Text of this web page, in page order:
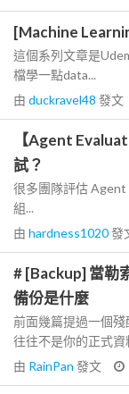
[Machine
這個系列文章是
檔學一點data...
由 duckravel48 發文
【Agent
試？
很多團隊評估
組...
由 hardness1020發
# [Backup] 當勒
備份是什麼
前面幾篇提過一個
往往不是你的正式資
由 RainPan 發文